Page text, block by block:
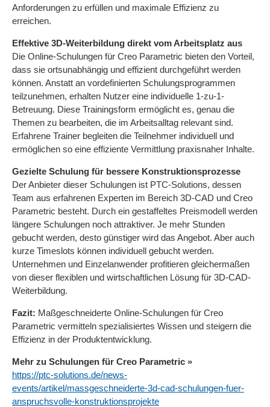
Anforderungen zu erfüllen und maximale Effizienz zu
erreichen.
Effektive 3D-Weiterbildung direkt vom Arbeitsplatz aus
Die Online-Schulungen für Creo Parametric bieten den Vorteil,
dass sie ortsunabhängig und effizient durchgeführt werden
können. Anstatt an vordefinierten Schulungsprogrammen
teilzunehmen, erhalten Nutzer eine individuelle 1-zu-1-
Betreuung. Diese Trainingsform ermöglicht es, genau die
Themen zu bearbeiten, die im Arbeitsalltag relevant sind.
Erfahrene Trainer begleiten die Teilnehmer individuell und
ermöglichen so eine effiziente Vermittlung praxisnaher Inhalte.
Gezielte Schulung für bessere Konstruktionsprozesse
Der Anbieter dieser Schulungen ist PTC-Solutions, dessen
Team aus erfahrenen Experten im Bereich 3D-CAD und Creo
Parametric besteht. Durch ein gestaffeltes Preismodell werden
längere Schulungen noch attraktiver. Je mehr Stunden
gebucht werden, desto günstiger wird das Angebot. Aber auch
kurze Timeslots können individuell gebucht werden.
Unternehmen und Einzelanwender profitieren gleichermaßen
von dieser flexiblen und wirtschaftlichen Lösung für 3D-CAD-
Weiterbildung.
Fazit: Maßgeschneiderte Online-Schulungen für Creo
Parametric vermitteln spezialisiertes Wissen und steigern die
Effizienz in der Produktentwicklung.
Mehr zu Schulungen für Creo Parametric »
https://ptc-solutions.de/news-
events/artikel/massgeschneiderte-3d-cad-schulungen-fuer-
anspruchsvolle-konstruktionsprojekte